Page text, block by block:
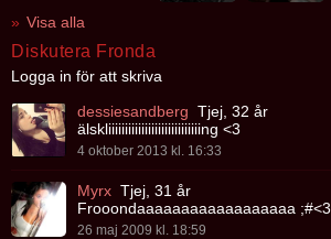
Visa alla
Diskutera Fronda
Logga in för att skriva
dessiesandberg Tjej, 32 år
älskliiiiiiiiiiiiiiiiiiiiiiiiiiiing <3
4 oktober 2013 kl. 16:33
Myrx Tjej, 31 år
Frooondaaaaaaaaaaaaaaaaaa ;#<3
26 maj 2009 kl. 18:59